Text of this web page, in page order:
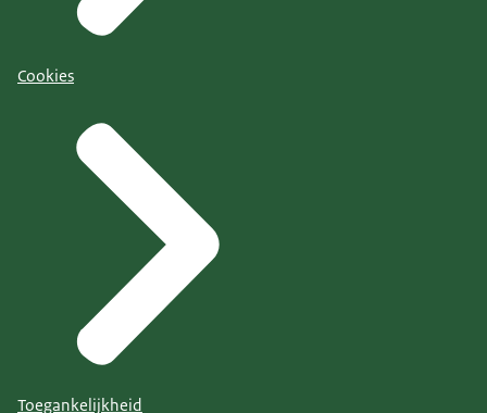
Cookies
Toegankelijkheid